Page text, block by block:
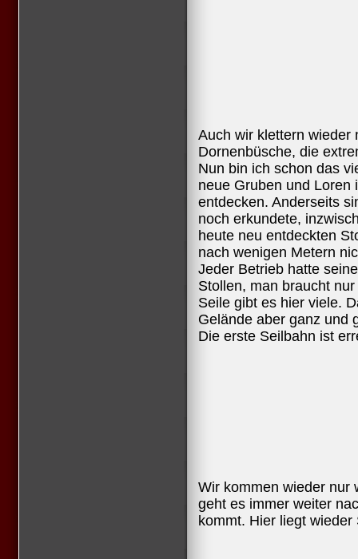
Auch wir klettern wieder
Dornenbüsche, die
Nun bin ich schon das
neue Gruben und Loren
entdecken. Anderseits
noch erkundete,
heute neu entdeckten
nach wenigen Metern
Jeder Betrieb hatte
Stollen, man braucht
Seile gibt es hier viele.
Gelände aber ganz und
Die erste Seilbahn ist
Wir kommen wieder nur
geht es immer weiter
kommt. Hier liegt